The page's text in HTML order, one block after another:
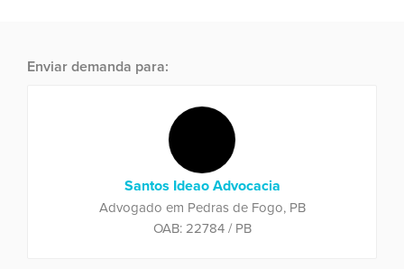
Enviar demanda para:
Santos Ideao Advocacia
Advogado em Pedras de Fogo, PB
OAB: 22784 / PB